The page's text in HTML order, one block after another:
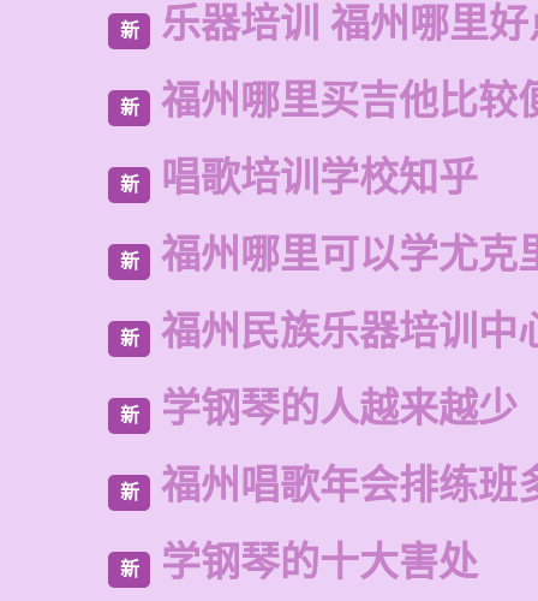
新 乐器培训 福州哪里
新 福州哪里买吉他比较
新 唱歌培训学校知乎
新 福州哪里可以学尤克
新 福州民族乐器培训中
新 学钢琴的人越来越少
新 福州唱歌年会排练班
新 学钢琴的十大害处